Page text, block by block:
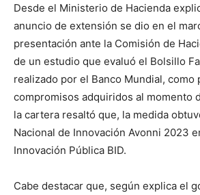
Desde el Ministerio de Hacienda
anuncio de extensión se dio en el
presentación ante la Comisión de
de un estudio que evaluó el Bolsillo
realizado por el Banco Mundial, como
compromisos adquiridos al momento
la cartera resaltó que, la medida
Nacional de Innovación Avonni 2023
Innovación Pública BID.
Cabe destacar que, según explica el